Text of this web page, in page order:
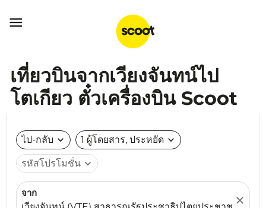

เที่ยวบินจากเวียงจันทน์ไป
โตเกียว ตั๋วเครื่องบิน Scoot
ไป-กลับ expand_more 1 ผู้โดยสาร, ประหยัด expand_more
รหัสโปรโมชั่น expand_more
จาก
close